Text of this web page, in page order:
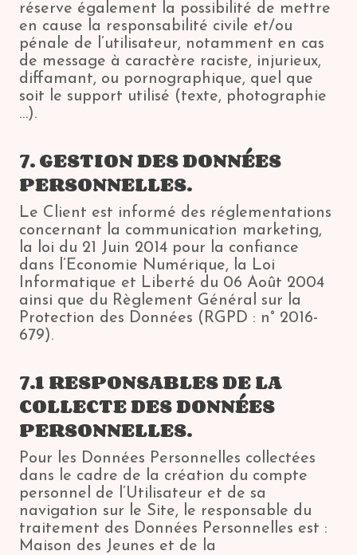
réserve également la possibilité de mettre
en cause la responsabilité civile et/ou
pénale de l’utilisateur, notamment en cas
de message à caractère raciste, injurieux,
diffamant, ou pornographique, quel que
soit le support utilisé (texte, photographie
…).
7. GESTION DES DONNÉES
PERSONNELLES.
Le Client est informé des réglementations
concernant la communication marketing,
la loi du 21 Juin 2014 pour la confiance
dans l’Economie Numérique, la Loi
Informatique et Liberté du 06 Août 2004
ainsi que du Règlement Général sur la
Protection des Données (RGPD : n° 2016-
679).
7.1 RESPONSABLES DE LA
COLLECTE DES DONNÉES
PERSONNELLES.
Pour les Données Personnelles collectées
dans le cadre de la création du compte
personnel de l’Utilisateur et de sa
navigation sur le Site, le responsable du
traitement des Données Personnelles est :
Maison des Jeunes et de la